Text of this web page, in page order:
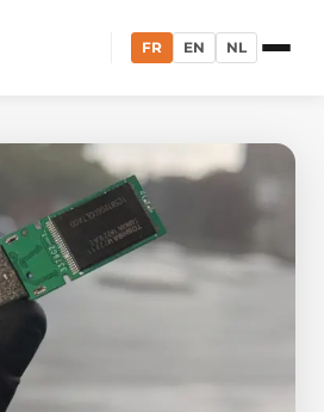
FR EN NL